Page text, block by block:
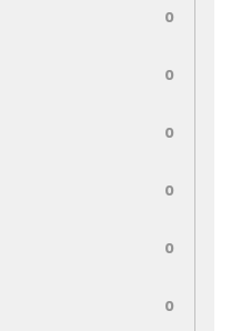
0
0
0
0
0
0